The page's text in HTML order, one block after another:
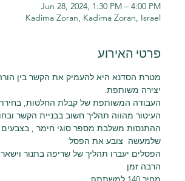
Jun 28, 2024, 1:30 PM – 4:00 PM
Kadima Zoran, Kadima Zoran, Israel
פרטי האירוע
מטרת הסדנא היא להעמיק את הקשר בין הורה
יצירה משותפת.
העבודה המשותפת של קבלת החלטות, בחירת
העיטור מהווה תהליך חשוב בבניית הקשר
ההתנסות משלבת מספר סוגי חימר , בצבעים
שלמעשה  צובע את הפסל
הפסלים יעברו תהליך של שריפה בתנור
הרבה זמן